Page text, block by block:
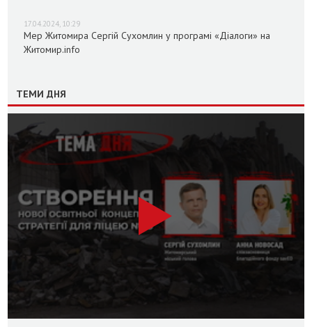
17.04.2024, 10:29
Мер Житомира Сергій Сухомлин у програмі «Діалоги» на
Житомир.info
ТЕМИ ДНЯ